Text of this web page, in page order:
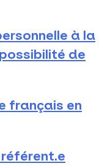
à la
de
français en